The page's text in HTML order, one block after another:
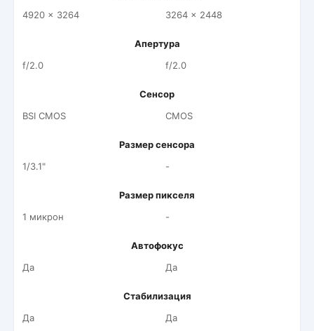
4920 x 3264
3264 x 2448
Апертура
f/2.0
f/2.0
Сенсор
BSI CMOS
CMOS
Размер сенсора
1/3.1"
-
Размер пикселя
1 микрон
-
Автофокус
Да
Да
Стабилизация
Да
Да